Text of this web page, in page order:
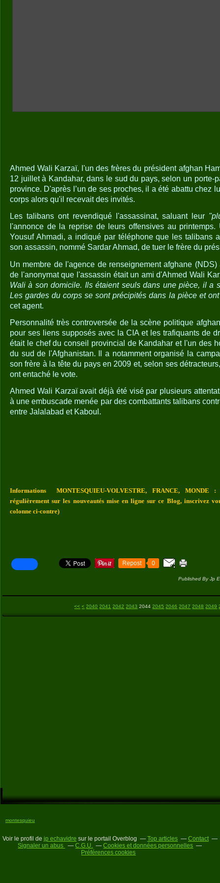
Ahmed Wali Karzaï, l'un des frères du président afghan
12 juillet à Kandahar, dans le sud du pays, selon un porte-
province. D'après l’un de ses proches, il a été abattu chez
corps alors qu'il recevait des invités.
Les talibans ont revendiqué l'assassinat, saluant leur
l'annonce de la reprise de leurs offensives au printemps.
Yousuf Ahmadi, a indiqué par téléphone que les talibans
son assassin, nommé Sardar Ahmad, de tuer le frère du
Un membre de l'agence de renseignement afghane
de l'anonymat que l'assassin était un ami d'Ahmed Wali
Wali à son domicile. Ils étaient seuls dans une pièce, il a
Les gardes du corps se sont précipités dans la pièce et
cet agent.
Personnalité très controversée de la scène politique
pour ses liens supposés avec la CIA et les trafiquants de
était le chef du conseil provincial de Kandahar et l'un des
du sud de l'Afghanistan. Il a notamment organisé la
son frère à la tête du pays en 2009 et, selon ses
ont entaché le vote.
Ahmed Wali Karzaï avait déjà été visé par plusieurs
à une embuscade menée par des combattants talibans
entre Jalalabad et Kaboul.
Informations MONTESQUIEU-VOLVESTRE, FRANCE, MONDE
régulièrement sur les nouveautés mise en ligne sur ce Blog, inscrivez
colonne ci-contre)
Repost 0
Published By Jp
<< < 2000
2010
2020
2030
2040 2041 2042 2043 2044 2045 2046 2047 2048 2049
montesquieu
Voir le profil de jp echavidre sur le portail Overblog Top articles
Contact
Signaler un abus
C.G.U.
Cookies et données personnelles
Préférences cookies